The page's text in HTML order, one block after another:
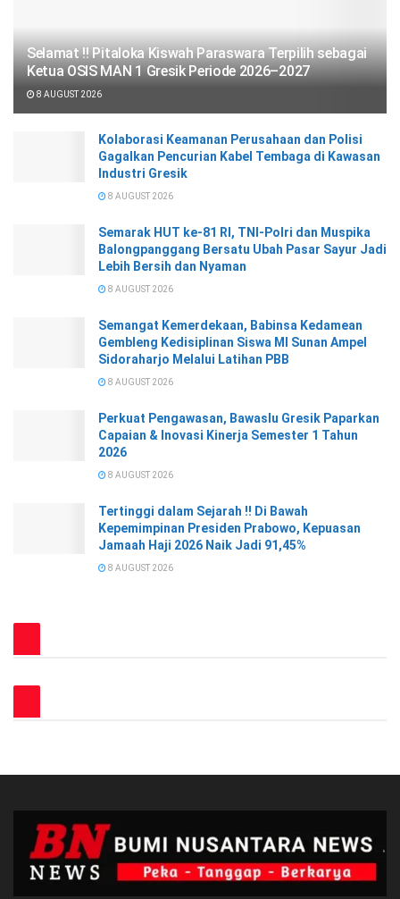
Selamat !! Pitaloka Kiswah Paraswara Terpilih sebagai
Ketua OSIS MAN 1 Gresik Periode 2026–2027
8 AUGUST 2026
Kolaborasi Keamanan Perusahaan dan Polisi
Gagalkan Pencurian Kabel Tembaga di Kawasan
Industri Gresik
8 AUGUST 2026
Semarak HUT ke-81 RI, TNI-Polri dan Muspika
Balongpanggang Bersatu Ubah Pasar Sayur Jadi
Lebih Bersih dan Nyaman
8 AUGUST 2026
Semangat Kemerdekaan, Babinsa Kedamean
Gembleng Kedisiplinan Siswa MI Sunan Ampel
Sidoraharjo Melalui Latihan PBB
8 AUGUST 2026
Perkuat Pengawasan, Bawaslu Gresik Paparkan
Capaian & Inovasi Kinerja Semester 1 Tahun
2026
8 AUGUST 2026
Tertinggi dalam Sejarah !! Di Bawah
Kepemimpinan Presiden Prabowo, Kepuasan
Jamaah Haji 2026 Naik Jadi 91,45%
8 AUGUST 2026